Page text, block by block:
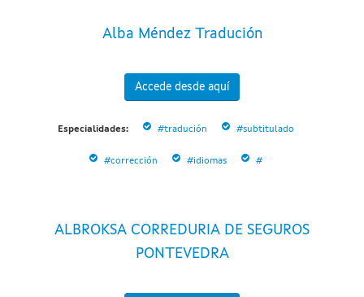
Alba Méndez Tradución
Accede desde aquí
Especialidades: #tradución #subtitulado
#corrección #idiomas #
ALBROKSA CORREDURIA DE SEGUROS
PONTEVEDRA